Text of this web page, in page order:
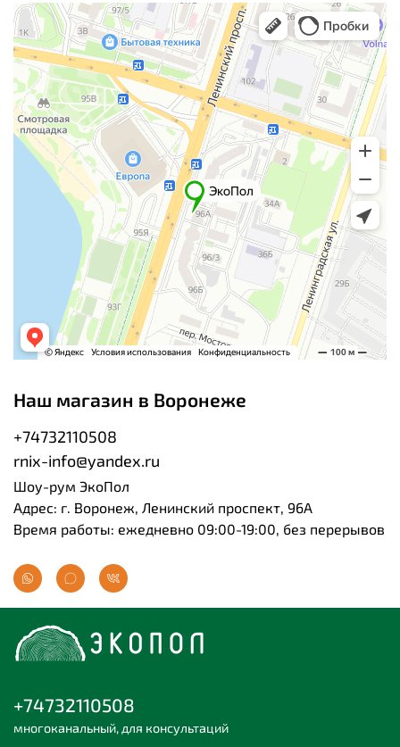
Наш магазин в Воронеже
+74732110508
rnix-info@yandex.ru
Шоу-рум ЭкоПол
Адрес: г. Воронеж, Ленинский проспект, 96А
Время работы: ежедневно 09:00-19:00, без перерывов
+74732110508
многоканальный, для консультаций